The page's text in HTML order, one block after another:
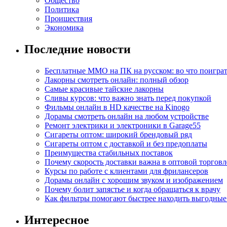
Политика
Проишествия
Экономика
Последние новости
Бесплатные MMO на ПК на русском: во что
Лакорны смотреть онлайн: полный обзор
Самые красивые тайские лакорны
Сливы курсов: что важно знать перед покупкой
Фильмы онлайн в HD качестве на Kinogo
Дорамы смотреть онлайн на любом устройстве
Ремонт электрики и электроники в Garage55
Сигареты оптом: широкий брендовый ряд
Сигареты оптом с доставкой и без предоплаты
Преимущества стабильных поставок
Почему скорость доставки важна в оптовой
Курсы по работе с клиентами для фрилансеров
Дорамы онлайн с хорошим звуком и изображением
Почему болит запястье и когда обращаться к врачу
Как фильтры помогают быстрее находить
Интересное